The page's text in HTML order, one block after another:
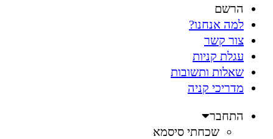
הרשם
למה אנחנו?
צור קשר
עגלת קניות
שאלות ותשובות
מדריכי קניה
התחבר
שכחתי סיסמא